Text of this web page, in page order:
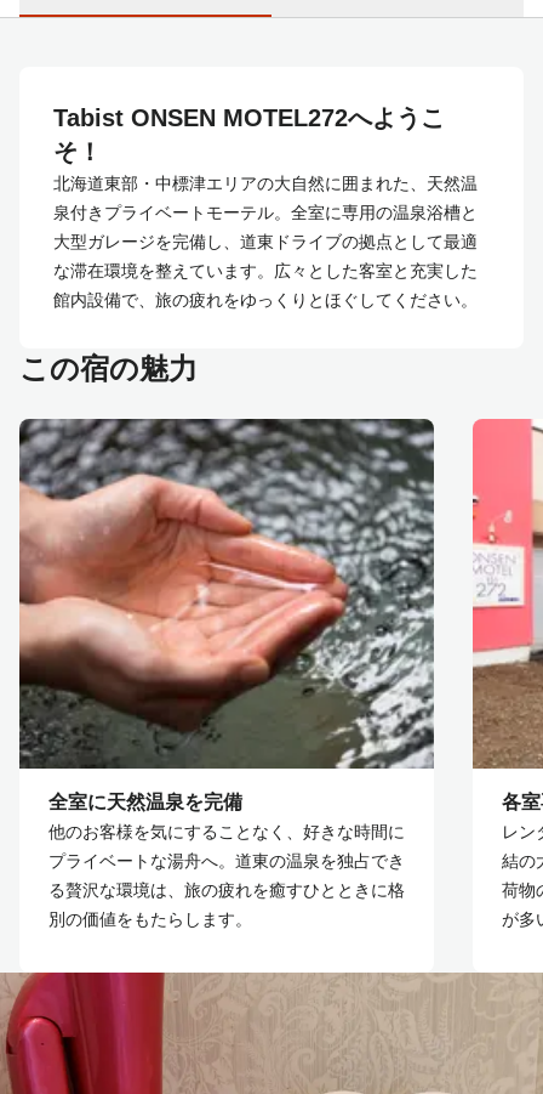
Tabist ONSEN MOTEL272へようこ
そ！
北海道東部・中標津エリアの大自然に囲まれた、天然温
泉付きプライベートモーテル。全室に専用の温泉浴槽と
大型ガレージを完備し、道東ドライブの拠点として最適
な滞在環境を整えています。広々とした客室と充実した
館内設備で、旅の疲れをゆっくりとほぐしてください。
この宿の魅力
全室に天然温泉を完備
他のお客様を気にすることなく、好きな時間に
プライベートな湯舟へ。道東の温泉を独占でき
る贅沢な環境は、旅の疲れを癒すひとときに格
別の価値をもたらします。
各
レン
結の
荷物
が多